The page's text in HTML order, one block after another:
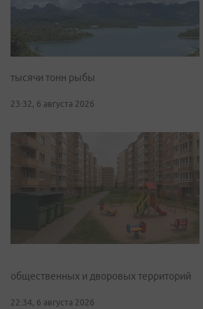
тысячи тонн рыбы
23:32, 6 августа 2026
общественных и дворовых территорий
22:34, 6 августа 2026